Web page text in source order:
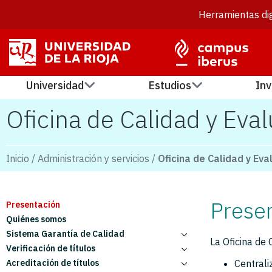
Herramientas
Universidad Estudios
Oficina de Calidad y
Inicio / Administración y servicios / Oficina de Calidad y
Presentación
Quiénes somos
Sistema Garantía de Calidad
Introducción
Manuales
Verificación de títulos
Verificación inicial
Acreditación de títulos
La Oficina de